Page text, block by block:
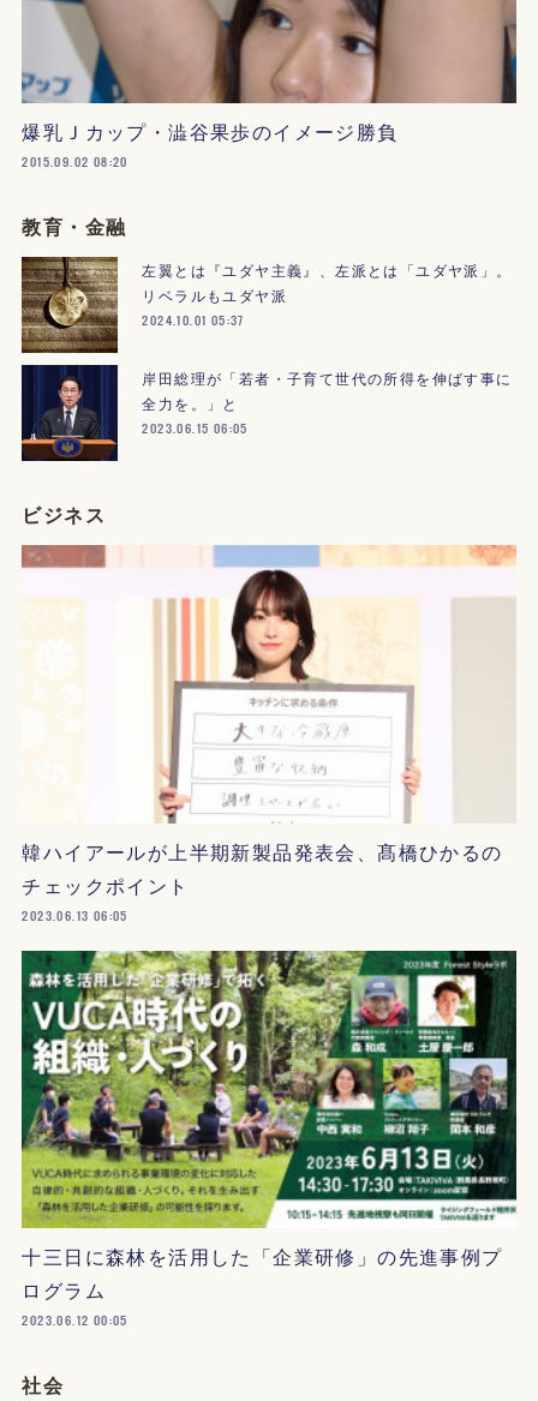
爆乳Ｊカップ・澁谷果歩のイメージ勝負
2015.09.02 08:20
教育・金融
左翼とは『ユダヤ主義』、左派とは「ユダヤ派」。
リベラルもユダヤ派
2024.10.01 05:37
岸田総理が「若者・子育て世代の所得を伸ばす事に
全力を。」と
2023.06.15 06:05
ビジネス
韓ハイアールが上半期新製品発表会、髙橋ひかるの
チェックポイント
2023.06.13 06:05
十三日に森林を活用した「企業研修」の先進事例プ
ログラム
2023.06.12 00:05
社会